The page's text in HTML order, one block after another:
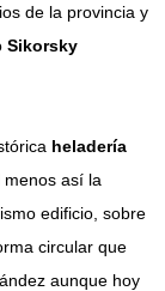
de la provincia y
Sikorsky
heladería
menos así la
edificio, sobre
circular que
aunque hoy